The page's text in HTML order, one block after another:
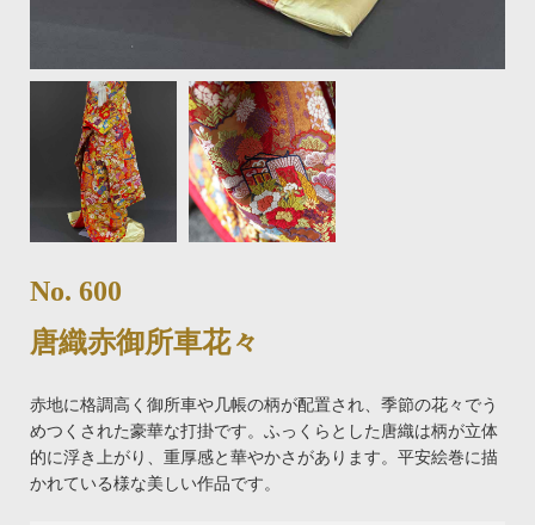
No. 600
唐織赤御所車花々
赤地に格調高く御所車や几帳の柄が配置され、季節の花々でう
めつくされた豪華な打掛です。ふっくらとした唐織は柄が立体
的に浮き上がり、重厚感と華やかさがあります。平安絵巻に描
かれている様な美しい作品です。